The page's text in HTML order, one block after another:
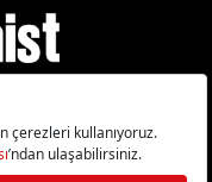
Çerezleri Sıfırla
İletişim